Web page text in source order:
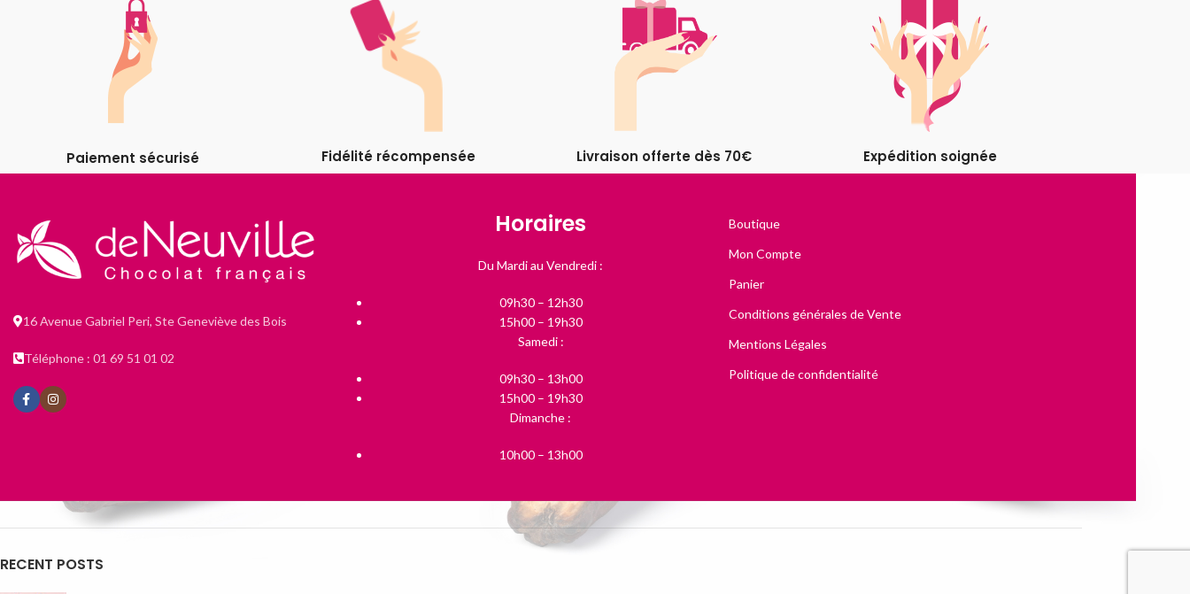
Paiement sécurisé Fidélité récompensée Livraison offerte dès 70€ Expédition soignée
16 Avenue Gabriel Peri, Ste Geneviève des Bois
Téléphone : 01 69 51 01 02
Horaires
Du Mardi au Vendredi :
09h30 – 12h30
15h00 – 19h30
Samedi :
09h30 – 13h00
15h00 – 19h30
Dimanche :
10h00 – 13h00
Boutique
Mon Compte
Panier
Conditions générales de Vente
Mentions Légales
Politique de confidentialité
RECENT POSTS